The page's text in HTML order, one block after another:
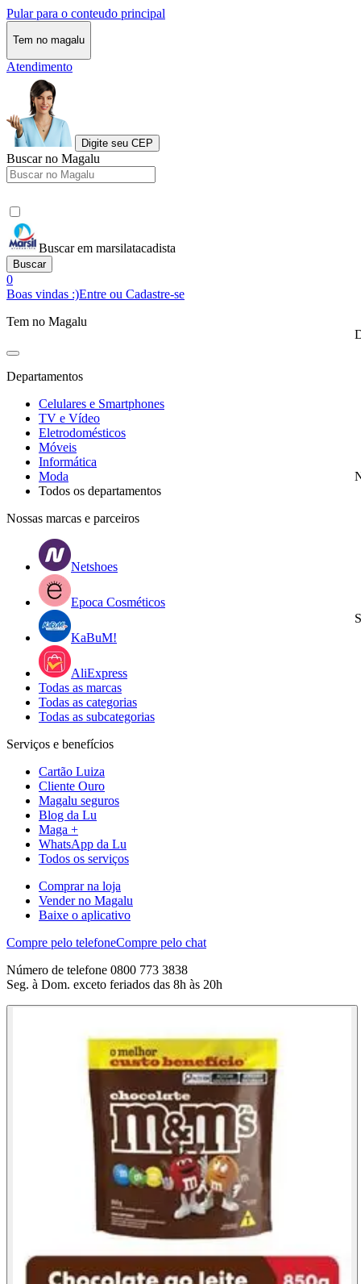
Pular para o conteudo principal
Tem no magalu
Atendimento
Digite seu CEP
Buscar no Magalu
Buscar em marsilatacadista
Buscar
0
Boas vindas :)Entre ou Cadastre-se
Tem no Magalu
Departamentos
Celulares e Smartphones
TV e Vídeo
Eletrodomésticos
Móveis
Informática
Moda
Todos os departamentos
Nossas marcas e parceiros
Netshoes
Epoca Cosméticos
KaBuM!
AliExpress
Todas as marcas
Todas as categorias
Todas as subcategorias
Serviços e benefícios
Cartão Luiza
Cliente Ouro
Magalu seguros
Blog da Lu
Maga +
WhatsApp da Lu
Todos os serviços
Comprar na loja
Vender no Magalu
Baixe o aplicativo
Compre pelo telefoneCompre pelo chat
Número de telefone 0800 773 3838
Seg. à Dom. exceto feriados das 8h às 20h